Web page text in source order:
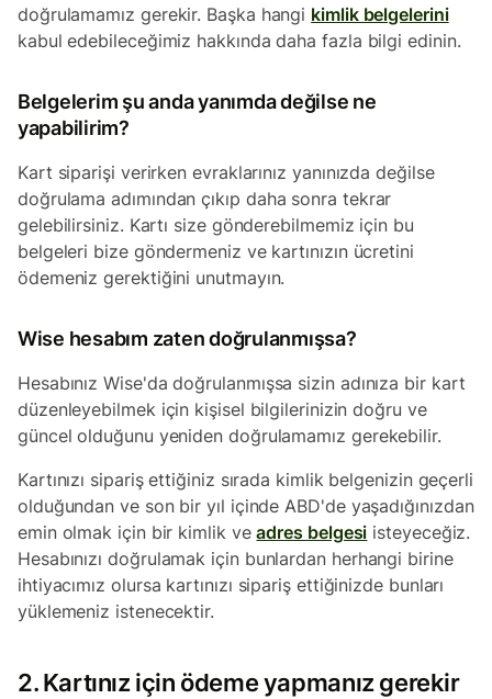
doğrulamamız gerekir. Başka hangi kimlik belgelerini
kabul edebileceğimiz hakkında daha fazla bilgi edinin.
Belgelerim şu anda yanımda değilse ne
yapabilirim?
Kart siparişi verirken evraklarınız yanınızda değilse
doğrulama adımından çıkıp daha sonra tekrar
gelebilirsiniz. Kartı size gönderebilmemiz için bu
belgeleri bize göndermeniz ve kartınızın ücretini
ödemeniz gerektiğini unutmayın.
Wise hesabım zaten doğrulanmışsa?
Hesabınız Wise'da doğrulanmışsa sizin adınıza bir kart
düzenleyebilmek için kişisel bilgilerinizin doğru ve
güncel olduğunu yeniden doğrulamamız gerekebilir.
Kartınızı sipariş ettiğiniz sırada kimlik belgenizin geçerli
olduğundan ve son bir yıl içinde ABD'de yaşadığınızdan
emin olmak için bir kimlik veadres belgesi isteyeceğiz.
Hesabınızı doğrulamak için bunlardan herhangi birine
ihtiyacımız olursa kartınızı sipariş ettiğinizde bunları
yüklemeniz istenecektir.
2. Kartınız için ödeme yapmanız gerekir